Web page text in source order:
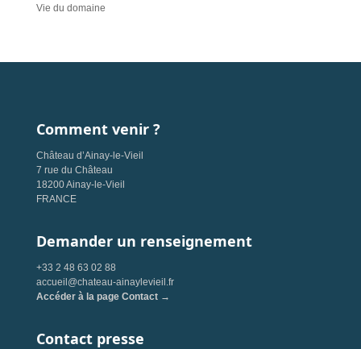
Vie du domaine
Comment venir ?
Château d’Ainay-le-Vieil
7 rue du Château
18200 Ainay-le-Vieil
FRANCE
Demander un renseignement
+33 2 48 63 02 88
accueil@chateau-ainaylevieil.fr
Accéder à la page Contact →
Contact presse